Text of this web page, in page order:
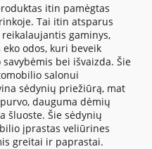
itin pamėgtas
Tai itin atsparus
gaminys,
odos, kuri beveik
bei išvaizda. Šie
salonui
sėdynių priežiūrą, mat
dauguma dėmių
šluoste. Šie sėdynių
įprastas veliūrines
greitai ir paprastai.